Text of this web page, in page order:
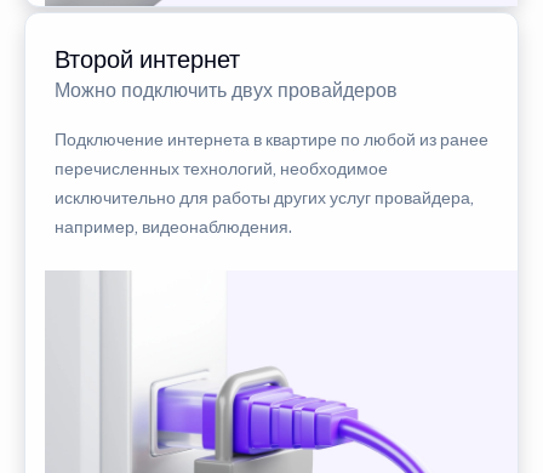
Второй интернет
Можно подключить двух провайдеров
Подключение интернета в квартире по любой из ранее
перечисленных технологий, необходимое
исключительно для работы других услуг провайдера,
например, видеонаблюдения.